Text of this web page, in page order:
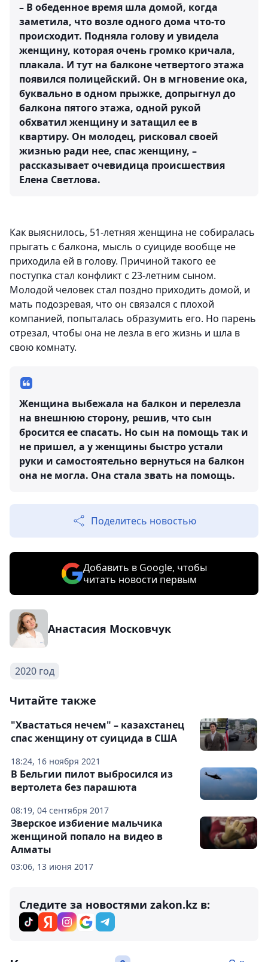
– В обеденное время шла домой, когда
заметила, что возле одного дома что-то
происходит. Подняла голову и увидела
женщину, которая очень громко кричала,
плакала. И тут на балконе четвертого этажа
появился полицейский. Он в мгновение ока,
буквально в одном прыжке, допрыгнул до
балкона пятого этажа, одной рукой
обхватил женщину и затащил ее в
квартиру. Он молодец, рисковал своей
жизнью ради нее, спас женщину, –
рассказывает очевидица происшествия
Елена Светлова.
Как выяснилось, 51-летняя женщина не собиралась
прыгать с балкона, мысль о суициде вообще не
приходила ей в голову. Причиной такого ее
поступка стал конфликт с 23-летним сыном.
Молодой человек стал поздно приходить домой, и
мать подозревая, что он связался с плохой
компанией, попыталась образумить его. Но парень
отрезал, чтобы она не лезла в его жизнь и шла в
свою комнату.
Женщина выбежала на балкон и перелезла
на внешнюю сторону, решив, что сын
бросится ее спасать. Но сын на помощь так и
не пришел, а у женщины быстро устали
руки и самостоятельно вернуться на балкон
она не могла. Она стала звать на помощь.
Поделитесь новостью
Добавить в Google, чтобы
читать новости первым
Анастасия Московчук
2020 год
Читайте также
18:24, 16 ноября 2021
"Хвастаться нечем" – казахстанец
спас женщину от суицида в США
08:19, 04 сентября 2017
В Бельгии пилот выбросился из
вертолета без парашюта
03:06, 13 июня 2017
Зверское избиение мальчика
женщиной попало на видео в
Алматы
Следите за новостями zakon.kz в: